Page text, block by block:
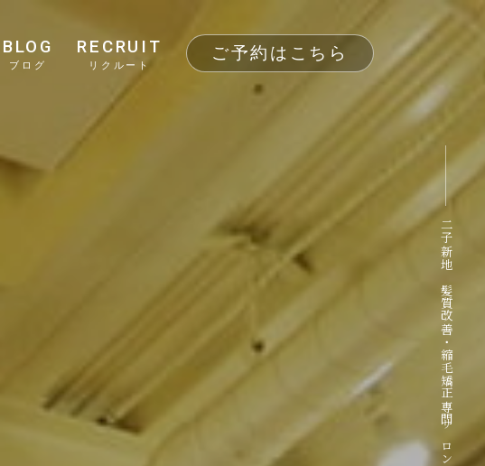
BLOG
ブログ
RECRUIT
リクルート
ご予約はこちら
二子新地 髪質改善・縮毛矯正専門サロン